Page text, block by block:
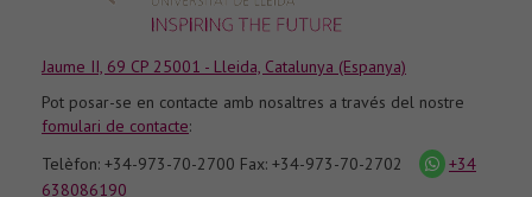
Jaume II, 69 CP 25001 - Lleida, Catalunya (Espanya)
Pot posar-se en contacte amb nosaltres a través del nostre
fomulari de contacte:
Telèfon: +34-973-70-2700 Fax: +34-973-70-2702
icona
whatsapp
+34
638086190